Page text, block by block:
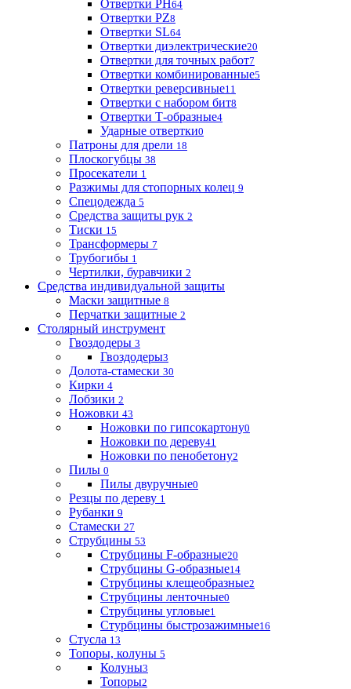
Отвертки PH64
Отвертки PZ8
Отвертки SL64
Отвертки диэлектрические20
Отвертки для точных работ7
Отвертки комбинированные5
Отвертки реверсивные11
Отвертки с набором бит8
Отвертки Т-образные4
Ударные отвертки0
Патроны для дрели 18
Плоскогубцы 38
Просекатели 1
Разжимы для стопорных колец 9
Спецодежда 5
Средства защиты рук 2
Тиски 15
Трансформеры 7
Трубогибы 1
Чертилки, буравчики 2
Средства индивидуальной защиты
Маски защитные 8
Перчатки защитные 2
Столярный инструмент
Гвоздодеры 3
Гвоздодеры3
Долота-стамески 30
Кирки 4
Лобзики 2
Ножовки 43
Ножовки по гипсокартону0
Ножовки по дереву41
Ножовки по пенобетону2
Пилы 0
Пилы двуручные0
Резцы по дереву 1
Рубанки 9
Стамески 27
Струбцины 53
Струбцины F-образные20
Струбцины G-образные14
Струбцины клещеобразные2
Струбцины ленточные0
Струбцины угловые1
Стурбцины быстрозажимные16
Стусла 13
Топоры, колуны 5
Колуны3
Топоры2